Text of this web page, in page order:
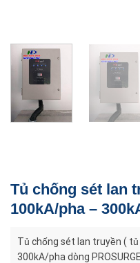
Tủ chống sét lan
100kA/pha –
Tủ chống sét lan truyền (
300kA/pha dòng